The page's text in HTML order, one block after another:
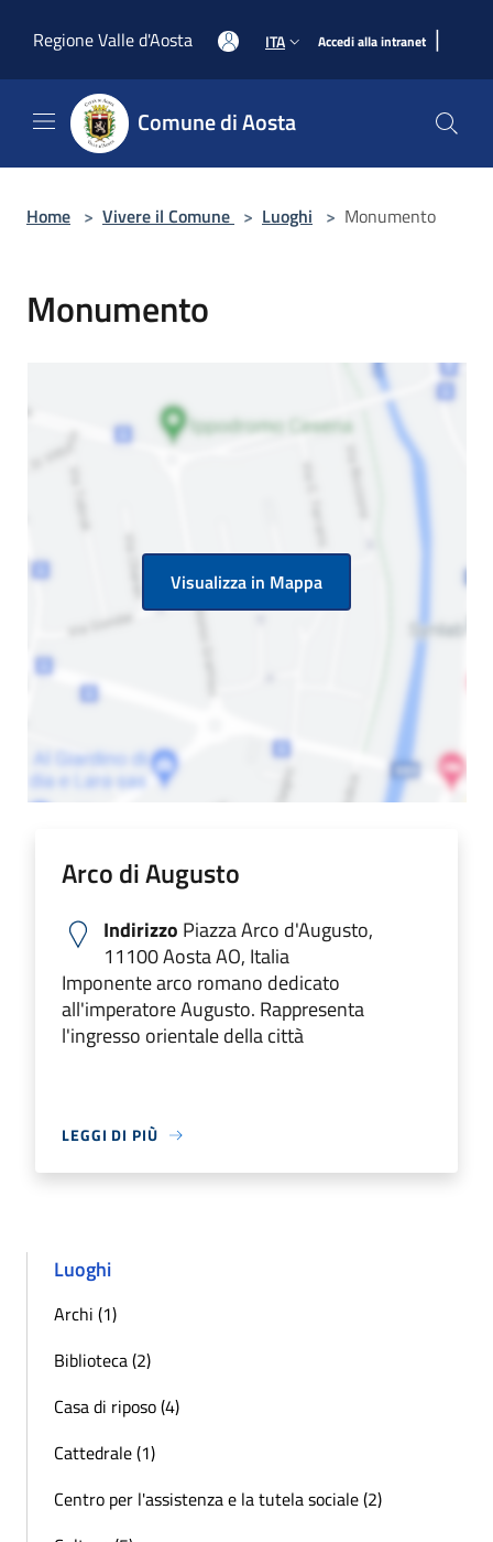
Regione Valle d'Aosta
ITA Accedi alla intranet |
Comune di Aosta
Home > Vivere il Comune > Luoghi > Monumento
Monumento
Visualizza in Mappa
Arco di Augusto
Indirizzo Piazza Arco d'Augusto,
11100 Aosta AO, Italia
Imponente arco romano dedicato
all'imperatore Augusto. Rappresenta
l'ingresso orientale della città
LEGGI DI PIÙ
Luoghi
Archi (1)
Biblioteca (2)
Casa di riposo (4)
Cattedrale (1)
Centro per l'assistenza e la tutela sociale (2)